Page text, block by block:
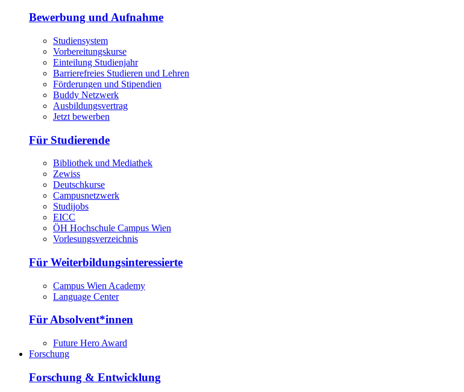
Bewerbung und Aufnahme
Studiensystem
Vorbereitungskurse
Einteilung Studienjahr
Barrierefreies Studieren und Lehren
Förderungen und Stipendien
Buddy Netzwerk
Ausbildungsvertrag
Jetzt bewerben
Für Studierende
Bibliothek und Mediathek
Zewiss
Deutschkurse
Campusnetzwerk
Studijobs
EICC
ÖH Hochschule Campus Wien
Vorlesungsverzeichnis
Für Weiterbildungsinteressierte
Campus Wien Academy
Language Center
Für Absolvent*innen
Future Hero Award
Forschung
Forschung & Entwicklung